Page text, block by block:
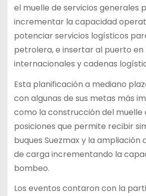
el muelle de servicios generales
incrementar la capacidad
potenciar servicios logísticos
petrolera, e insertar al puerto
internacionales y cadenas
Esta planificación a mediano
con algunas de sus metas más
como la construcción del muelle
posiciones que permite recibir
buques Suezmax y la ampliación
de carga incrementando la
bombeo.
Los eventos contaron con la